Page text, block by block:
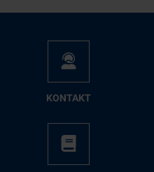
KON­TAKT